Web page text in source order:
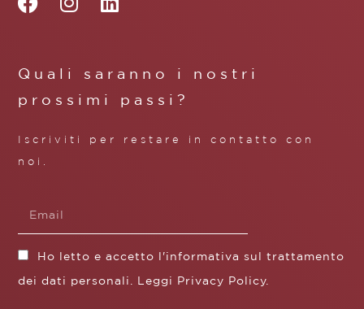
Quali saranno i nostri
prossimi passi?
Iscriviti per restare in contatto con
noi.
Ho letto e accetto l'informativa sul trattamento
dei dati personali. Leggi Privacy Policy